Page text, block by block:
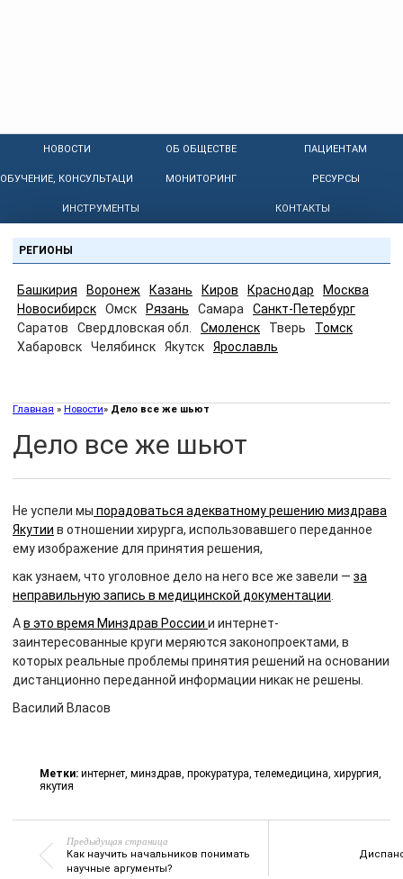
НОВОСТИ ОБ ОБЩЕСТВЕ ПАЦИЕНТАМ
ОБУЧЕНИЕ, КОНСУЛЬТАЦИИ МОНИТОРИНГ РЕСУРСЫ
ИНСТРУМЕНТЫ КОНТАКТЫ
РЕГИОНЫ
Башкирия Воронеж Казань Киров Краснодар
Москва
Новосибирск
Омск Рязань Самара
Санкт-Петербург
Саратов
Свердловская обл. Смоленск Тверь
Томск
Хабаровск
Челябинск Якутск Ярославль
Главная » Новости» Дело все же шьют
Дело все же шьют
Не успели мы порадоваться адекватному решению миздрава
Якутии в отношении хирурга, использовавшего переданное
ему изображение для принятия решения,
как узнаем, что уголовное дело на него все же завели — за
неправильную запись в медицинской документации
Ав это время Минздрав России и интернет-
заинтересованные круги меряются законопроектами, в
которых реальные проблемы принятия решений на основании
дистанционно переданной информации никак не решены.
Василий Власов
Метки: интернет, минздрав, прокуратура,телемедицина, хирургия,
якутия
Предыдущая страница
Как научить начальников понимать
научные аргументы?